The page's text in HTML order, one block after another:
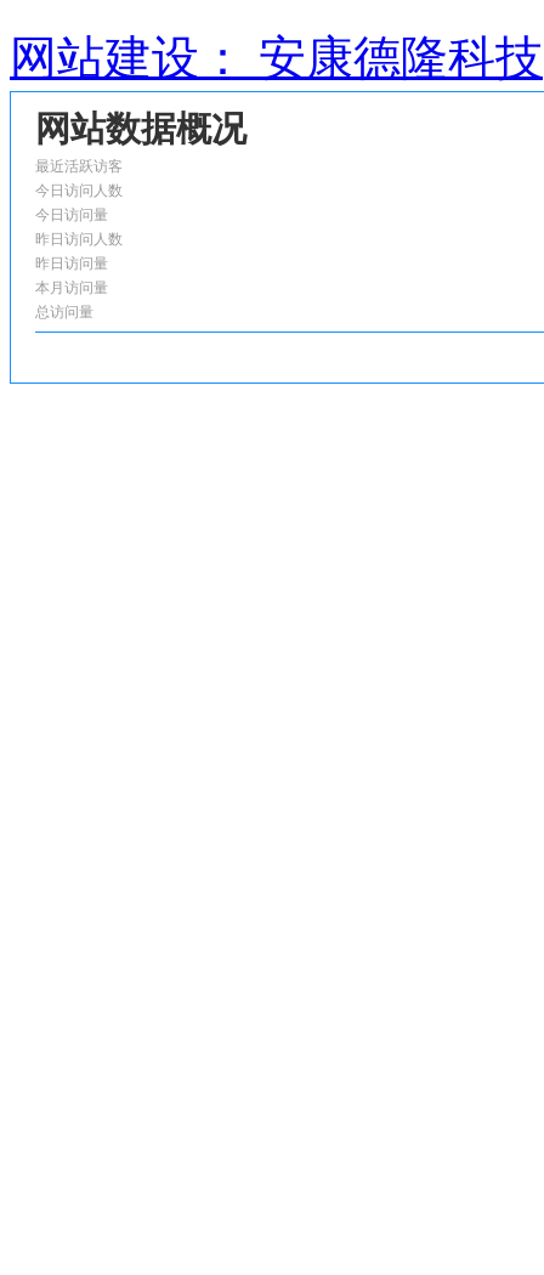
网站建设： 安康德隆科技
网站数据概况
最近活跃访客
今日访问人数
今日访问量
昨日访问人数
昨日访问量
本月访问量
总访问量